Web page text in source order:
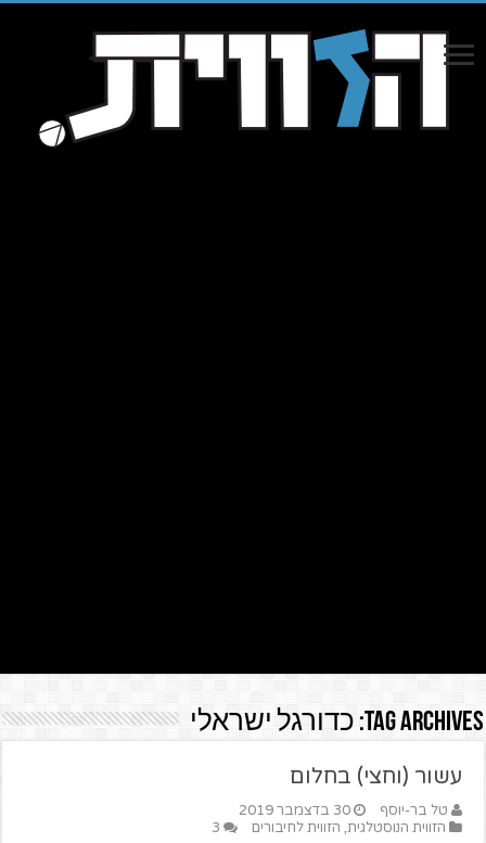
Tag Archives: כדורגל ישראלי
עשור (וחצי) בחלום
טל בר-יוסף
30 בדצמבר 2019
הזווית הנוסטלגית, הזווית לחיבורים 3